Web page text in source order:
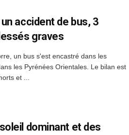
accident de bus, 3
graves
un bus s'est encastré dans les
les Pyrénées Orientales. Le bilan est
et ...
dominant et des